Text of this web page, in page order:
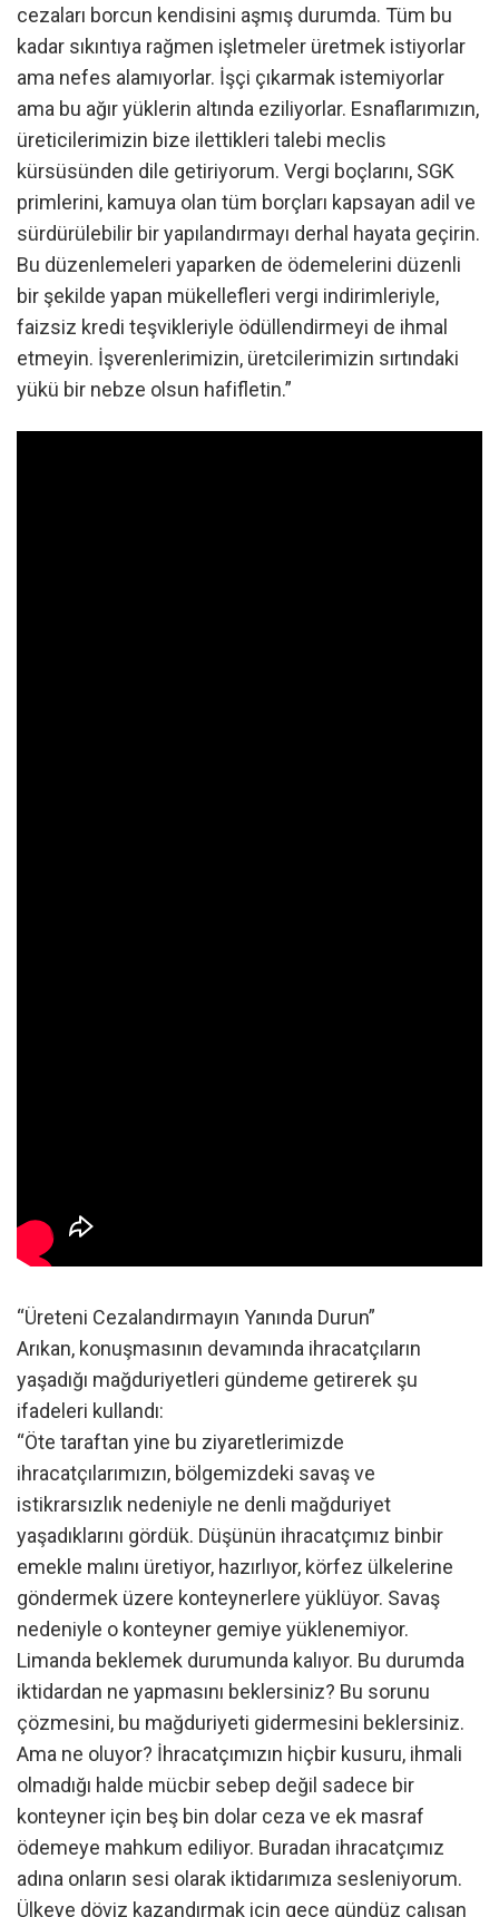
cezaları borcun kendisini aşmış durumda. Tüm bu
kadar sıkıntıya rağmen işletmeler üretmek istiyorlar
ama nefes alamıyorlar. İşçi çıkarmak istemiyorlar
ama bu ağır yüklerin altında eziliyorlar. Esnaflarımızın,
üreticilerimizin bize ilettikleri talebi meclis
kürsüsünden dile getiriyorum. Vergi boçlarını, SGK
primlerini, kamuya olan tüm borçları kapsayan adil ve
sürdürülebilir bir yapılandırmayı derhal hayata geçirin.
Bu düzenlemeleri yaparken de ödemelerini düzenli
bir şekilde yapan mükellefleri vergi indirimleriyle,
faizsiz kredi teşvikleriyle ödüllendirmeyi de ihmal
etmeyin. İşverenlerimizin, üretcilerimizin sırtındaki
yükü bir nebze olsun hafifletin.”
“Üreteni Cezalandırmayın Yanında Durun”
Arıkan, konuşmasının devamında ihracatçıların
yaşadığı mağduriyetleri gündeme getirerek şu
ifadeleri kullandı:
“Öte taraftan yine bu ziyaretlerimizde
ihracatçılarımızın, bölgemizdeki savaş ve
istikrarsızlık nedeniyle ne denli mağduriyet
yaşadıklarını gördük. Düşünün ihracatçımız binbir
emekle malını üretiyor, hazırlıyor, körfez ülkelerine
göndermek üzere konteynerlere yüklüyor. Savaş
nedeniyle o konteyner gemiye yüklenemiyor.
Limanda beklemek durumunda kalıyor. Bu durumda
iktidardan ne yapmasını beklersiniz? Bu sorunu
çözmesini, bu mağduriyeti gidermesini beklersiniz.
Ama ne oluyor? İhracatçımızın hiçbir kusuru, ihmali
olmadığı halde mücbir sebep değil sadece bir
konteyner için beş bin dolar ceza ve ek masraf
ödemeye mahkum ediliyor. Buradan ihracatçımız
adına onların sesi olarak iktidarımıza sesleniyorum.
Ülkeye döviz kazandırmak için gece gündüz çalışan